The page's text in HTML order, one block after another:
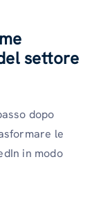
settore
dopo
le
in modo